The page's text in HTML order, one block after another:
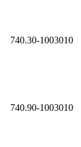
740.30-1003010
740.90-1003010